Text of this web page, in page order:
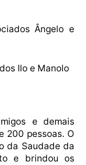
Ângelo e
Ilo e Manolo
e demais
200 pessoas. O
da Saudade da
e brindou os